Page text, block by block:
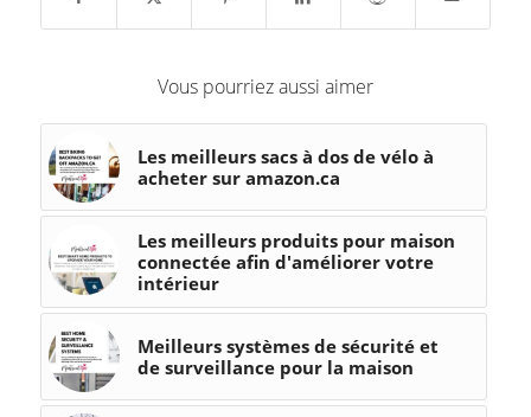
Vous pourriez aussi aimer
Les meilleurs sacs à dos de vélo à
acheter sur amazon.ca
Les meilleurs produits pour maison
connectée afin d'améliorer votre
intérieur
Meilleurs systèmes de sécurité et
de surveillance pour la maison